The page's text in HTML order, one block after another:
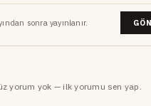
sonra yayınlanır.
yorum yok — ilk yorumu sen yap.